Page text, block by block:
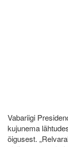
Vabariigi
kujunema
õigusest.